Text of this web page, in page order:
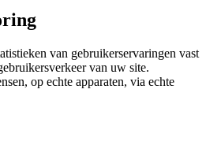
van gebruikerservaringen vast
van uw site.
op echte apparaten, via echte